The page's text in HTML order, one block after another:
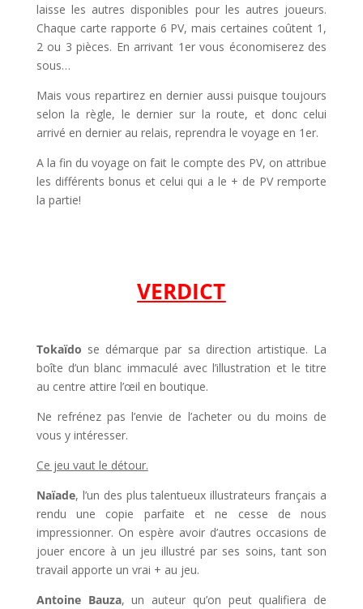
laisse les autres disponibles pour les autres joueurs.
Chaque carte rapporte 6 PV, mais certaines coûtent 1,
2 ou 3 pièces. En arrivant 1er vous économiserez des
sous…
Mais vous repartirez en dernier aussi puisque toujours
selon la règle, le dernier sur la route, et donc celui
arrivé en dernier au relais, reprendra le voyage en 1er.
A la fin du voyage on fait le compte des PV, on attribue
les différents bonus et celui qui a le + de PV remporte
la partie!
VERDICT
Tokaïdo se démarque par sa direction artistique. La
boîte d’un blanc immaculé avec l’illustration et le titre
au centre attire l’œil en boutique.
Ne refrénez pas l’envie de l’acheter ou du moins de
vous y intéresser.
Ce jeu vaut le détour.
Naïade, l’un des plus talentueux illustrateurs français a
rendu une copie parfaite et ne cesse de nous
impressionner. On espère avoir d’autres occasions de
jouer encore à un jeu illustré par ses soins, tant son
travail apporte un vrai + au jeu.
Antoine Bauza, un auteur qu’on peut qualifiera de